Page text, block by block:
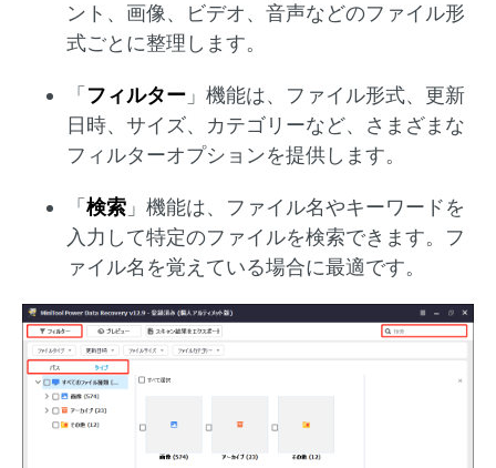
ント、画像、ビデオ、音声などのファイル形
式ごとに整理します。
「 フィルター 」機能は、ファイル形式、更新
日時、サイズ、カテゴリーなど、さまざまな
フィルターオプションを提供します。
「 検索 」機能は、ファイル名やキーワードを
入力して特定のファイルを検索できます。フ
ァイル名を覚えている場合に最適です。